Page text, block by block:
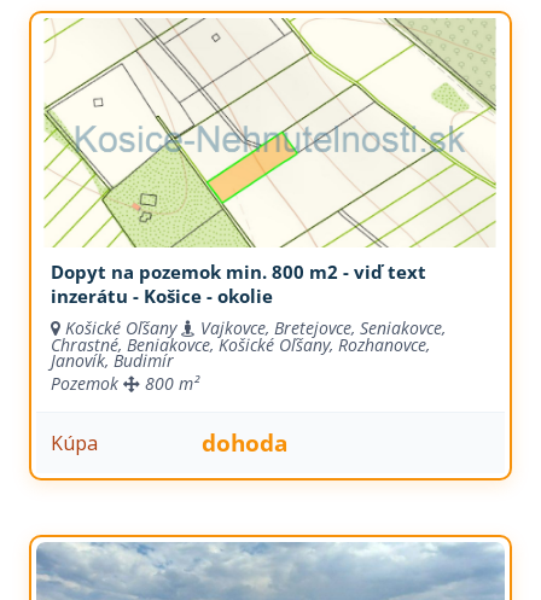
Dopyt na pozemok min. 800 m2 - viď text
inzerátu - Košice - okolie
Košické Oľšany Vajkovce, Bretejovce, Seniakovce,
Chrastné, Beniakovce, Košické Oľšany, Rozhanovce,
Janovík, Budimír
Pozemok
800 m²
Kúpa dohoda